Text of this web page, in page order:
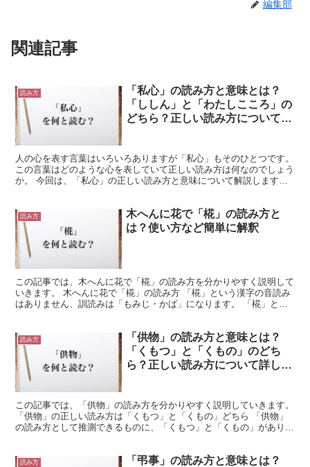
編集部
関連記事
読み方
「私心」の読み方と意味とは？
「ししん」と「わたしこころ」の
どちら？正しい読み方について詳
人の心を表す言葉はいろいろありますが「私心」もそのひとつです。
この言葉はどのような心を表していて正しい読み方は何なのでしょう
か。 今回は、「私心」の正しい読み方と意味について解説します。
読み方
木へんに花で「椛」の読み方と
は？使い方など簡単に解釈
この記事では、木へんに花で「椛」の読み方を分かりやすく説明して
いきます。 木へんに花で「椛」の読み方 「椛」という漢字の音読み
はありません、訓読みは「もみじ・かば」になります。 「椛」とい
読み方
「供物」の読み方と意味とは？
「くもつ」と「くもの」のどち
ら？正しい読み方について詳しく
この記事では、「供物」の読み方を分かりやすく説明していきます。
「供物」の正しい読み方は「くもつ」と「くもの」どちら 「供物」
の読み方として推測できるものに、「くもつ」と「くもの」がありま
読み方
「弔事」の読み方と意味とは？